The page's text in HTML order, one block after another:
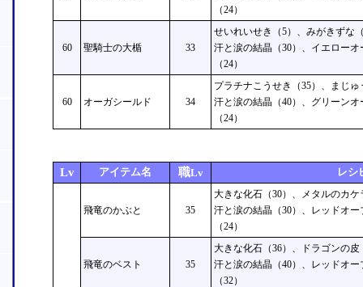
（24）
60 聖騎士の大楯 33
せいれいせき（5）、みがきずな
汗と涙の結晶（30）、イエロー
（24）
60 オーガシールド 34
プラチナこうせき（35）、まじゅ
汗と涙の結晶（40）、グリーン
（24）
Lv アイテム名 職Lv レシ
飛竜のかぶと 35
大きな化石（30）、メタルのカケ
汗と涙の結晶（30）、レッドオ
（24）
飛竜のベスト 35
大きな化石（36）、ドラゴンの皮
汗と涙の結晶（40）、レッドオ
（32）